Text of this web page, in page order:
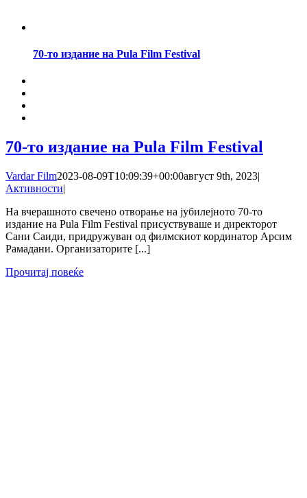
70-то издание на Pula Film Festival
70-то издание на Pula Film Festival
Vardar Film2023-08-09T10:09:39+00:00август 9th, 2023|
Активности|
На вчерашното свечено отворање на јубилејното 70-то
издание на Pula Film Festival присуствуваше и директорот
Сани Саиди, придружуван од филмскиот кординатор Арсим
Рамадани. Организаторите [...]
Прочитај повеќе